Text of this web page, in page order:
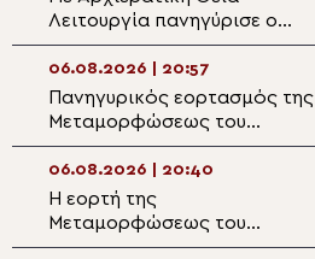
Λειτουργία πανηγύρισε ο
Ενοριακός Ναός
Μεταμορφώσεως του
Σωτήρος Μαλλών
Ιεράπετρας
06.08.2026 | 20:57
Πανηγυρικός εορτασμός της
Μεταμορφώσεως του
Σωτήρος στην
Αλεξανδρούπολη
06.08.2026 | 20:40
Η εορτή της
Μεταμορφώσεως του
Σωτήρος στα Λευκάκια